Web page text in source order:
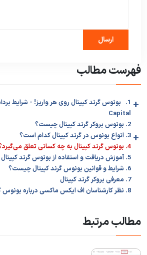
فهرست مطالب
Capital
+
2. بونوس بروکر گرند کپیتال چیست؟
3. انواع بونوس در گرند کپیتال کدام است؟ +
4. بونوس گرند کپیتال به چه کسانی تعلق می‌گیرد؟
5. آموزش دریافت و استفاده از بونوس گرند کپیتال
6. شرایط و قوانین بونوس گرند کپیتال چیست؟
7. معرفی بروکر گرند کپیتال
8. نظر کارشناسان اف ایکس ماکسی درباره بونوس گرند کپیتال
مطالب مرتبط